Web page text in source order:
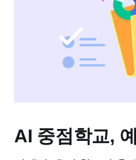
AI 중점학교,